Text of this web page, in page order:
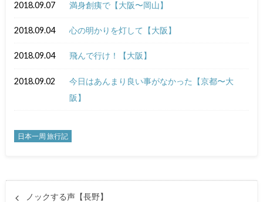
2018.09.07 満身創痍で【大阪〜岡山】
2018.09.04 心の明かりを灯して【大阪】
2018.09.04 飛んで行け！【大阪】
2018.09.02
今日はあんまり良い事がなかった【京都〜大
阪】
日本一周 旅行記
ノックする声【長野】